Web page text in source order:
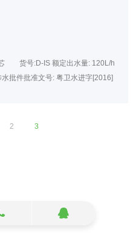
货号:D-IS 额定出水量: 120L/h
批件批准文号: 粤卫水进字[2016]
2 3